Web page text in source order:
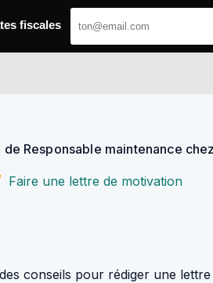
Responsable maintenance
Faire une lettre de motivation
conseils pour rédiger une
fiscales